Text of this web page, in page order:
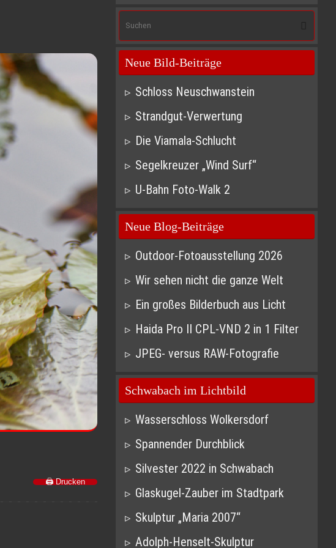
🖨️ Drucken
Neue Bild-Beiträge
Schloss Neuschwanstein
Strandgut-Verwertung
Die Viamala-Schlucht
Segelkreuzer „Wind Surf“
U-Bahn Foto-Walk 2
Neue Blog-Beiträge
Outdoor-Fotoausstellung 2026
Wir sehen nicht die ganze Welt
Ein großes Bilderbuch aus Licht
Haida Pro II CPL-VND 2 in 1 Filter
JPEG- versus RAW-Fotografie
Schwabach im Lichtbild
Wasserschloss Wolkersdorf
Spannender Durchblick
Silvester 2022 in Schwabach
Glaskugel-Zauber im Stadtpark
Skulptur „Maria 2007“
Adolph-Henselt-Skulptur